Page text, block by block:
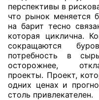
перспективы в
что рынок меняется
на барит тесно
которая циклична.
сокращаются
потребность в
осторожнее,
проекты. Проект,
одних ценах и
столь привлекателен.